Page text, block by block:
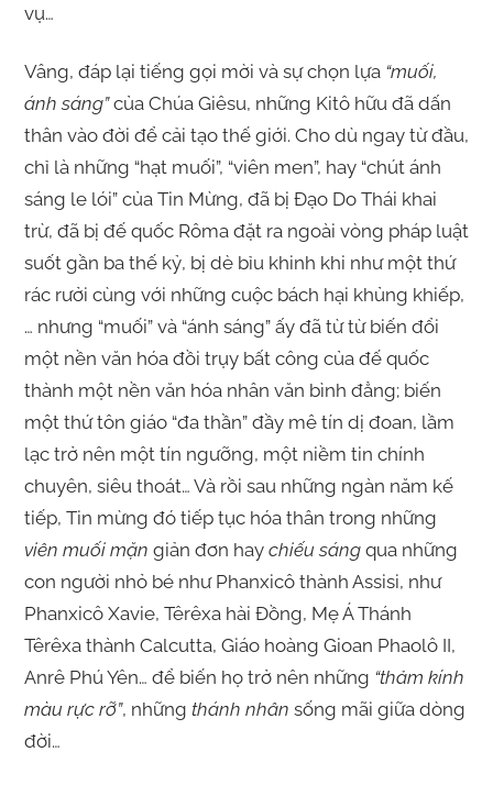
vụ…
Vâng, đáp lại tiếng gọi mời và sự chọn lựa “muối,
ánh sáng”của Chúa Giêsu, những Kitô hữu đã dấn
thân vào đời để cải tạo thế giới. Cho dù ngay từ đầu,
chỉ là những “hạt muối”, “viên men”, hay “chút ánh
sáng le lói” của Tin Mừng, đã bị Đạo Do Thái khai
trừ, đã bị đế quốc Rôma đặt ra ngoài vòng pháp luật
suốt gần ba thế kỷ, bị dè bỉu khinh khi như một thứ
rác rưởi cùng với những cuộc bách hại khủng khiếp,
… nhưng “muối” và “ánh sáng” ấy đã từ từ biến đổi
một nền văn hóa đồi trụy bất công của đế quốc
thành một nền văn hóa nhân văn bình đẳng; biến
một thứ tôn giáo “đa thần” đầy mê tín dị đoan, lầm
lạc trở nên một tín ngưỡng, một niềm tin chính
chuyên, siêu thoát… Và rồi sau những ngàn năm kế
tiếp, Tin mừng đó tiếp tục hóa thân trong những
viên muối mặn giản đơn hay chiếu sáng qua những
con người nhỏ bé như Phanxicô thành Assisi, như
Phanxicô Xavie, Têrêxa hài Đồng, Mẹ Á Thánh
Têrêxa thành Calcutta, Giáo hoàng Gioan Phaolô II,
Anrê Phú Yên… để biến họ trở nên những “thảm kính
màu rực rỡ”, những thánh nhân sống mãi giữa dòng
đời…